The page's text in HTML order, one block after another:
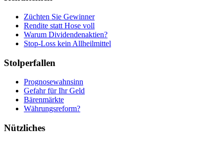
Züchten Sie Gewinner
Rendite statt Hose voll
Warum Dividendenaktien?
Stop-Loss kein Allheilmittel
Stolperfallen
Prognosewahnsinn
Gefahr für Ihr Geld
Bärenmärkte
Währungsreform?
Nützliches